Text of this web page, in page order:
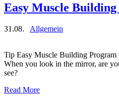
Easy Muscle
31.08. Allgemein
Tip Easy Muscle Building Program
When you look in the mirror, are
see?
Read More